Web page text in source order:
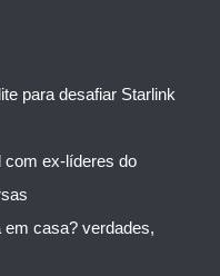
para desafiar Starlink
com ex-líderes do
casa? verdades,